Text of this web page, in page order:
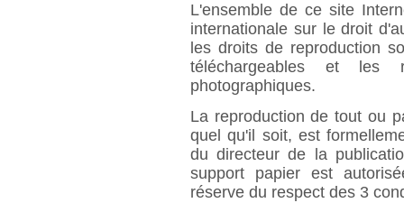
L'ensemble de ce site
internationale sur le droit
les droits de reproduction
téléchargeables et les
photographiques.
La reproduction de tout ou
quel qu'il soit, est
du directeur de la
support papier est
réserve du respect des 3